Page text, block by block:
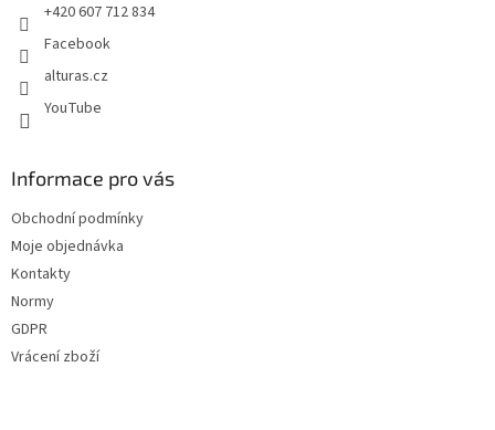
+420 607 712 834
Facebook
alturas.cz
YouTube
Informace pro vás
Obchodní podmínky
Moje objednávka
Kontakty
Normy
GDPR
Vrácení zboží